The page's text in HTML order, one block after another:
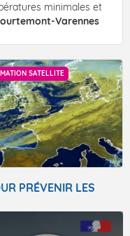
minimales et
Varennes
SATELLITE
PRÉVENIR LES